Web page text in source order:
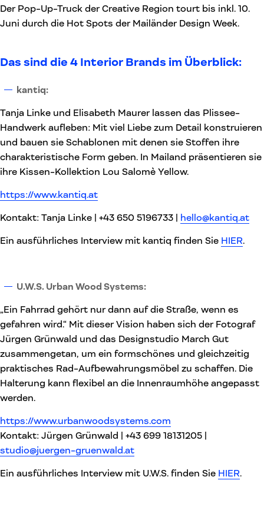
Der Pop-Up-Truck der Creative Region tourt bis inkl. 10.
Juni durch die Hot Spots der Mailänder Design Week.
Das sind die 4 Interior Brands im Überblick:
kantiq:
Tanja Linke und Elisabeth Maurer lassen das Plissee-
Handwerk aufleben: Mit viel Liebe zum Detail konstruieren
und bauen sie Schablonen mit denen sie Stoffen ihre
charakteristische Form geben. In Mailand präsentieren sie
ihre Kissen-Kollektion Lou Salomè Yellow.
https://www.kantiq.at
Kontakt: Tanja Linke | +43 650 5196733 | hello@kantiq.at
Ein ausführliches Interview mit kantiq finden Sie HIER.
U.W.S. Urban Wood Systems:
„Ein Fahrrad gehört nur dann auf die Straße, wenn es
gefahren wird.“ Mit dieser Vision haben sich der Fotograf
Jürgen Grünwald und das Designstudio March Gut
zusammengetan, um ein formschönes und gleichzeitig
praktisches Rad-Aufbewahrungsmöbel zu schaffen. Die
Halterung kann flexibel an die Innenraumhöhe angepasst
werden.
https://www.urbanwoodsystems.com
Kontakt: Jürgen Grünwald | +43 699 18131205 |
studio@juergen-gruenwald.at
Ein ausführliches Interview mit U.W.S. finden Sie HIER.